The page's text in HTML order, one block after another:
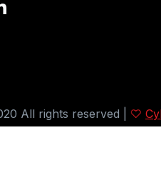
All rights reserved |